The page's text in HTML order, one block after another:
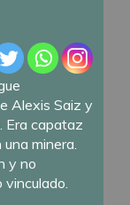
Alexis Saiz y
Era capataz
minera.
y no